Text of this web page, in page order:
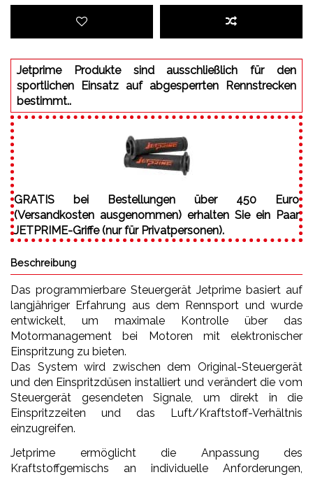
Jetprime Produkte sind ausschließlich für den
sportlichen Einsatz auf abgesperrten Rennstrecken
bestimmt..
GRATIS bei Bestellungen über 450 Euro
(Versandkosten ausgenommen) erhalten Sie ein Paar
JETPRIME-Griffe (nur für Privatpersonen).
Beschreibung
Das programmierbare Steuergerät Jetprime basiert auf
langjähriger Erfahrung aus dem Rennsport und wurde
entwickelt, um maximale Kontrolle über das
Motormanagement bei Motoren mit elektronischer
Einspritzung zu bieten.
Das System wird zwischen dem Original-Steuergerät
und den Einspritzdüsen installiert und verändert die vom
Steuergerät gesendeten Signale, um direkt in die
Einspritzzeiten und das Luft/Kraftstoff-Verhältnis
einzugreifen.
Jetprime ermöglicht die Anpassung des
Kraftstoffgemischs an individuelle Anforderungen,